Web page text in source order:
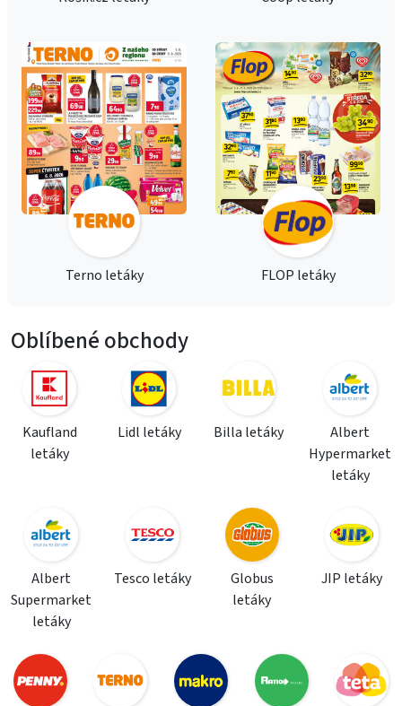
Terno letáky FLOP letáky
Oblíbené obchody
Kaufland
letáky
Lidl letáky Billa letáky
Albert
Hypermarket
letáky
Albert
Supermarket
letáky
Tesco letáky
Globus
letáky
JIP letáky